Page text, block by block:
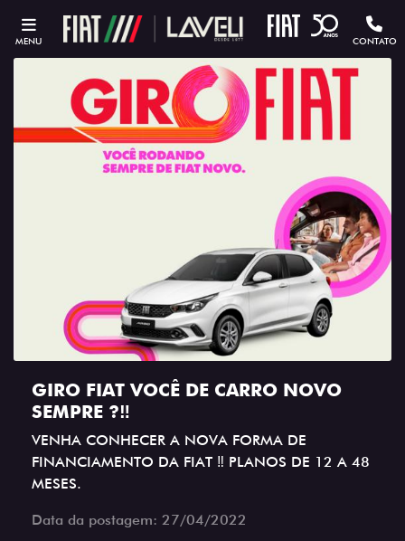
MENU CONTATO
GIRO FIAT VOCÊ DE CARRO NOVO
SEMPRE ?‼️
VENHA CONHECER A NOVA FORMA DE
FINANCIAMENTO DA FIAT ‼️ PLANOS DE 12 A 48
MESES.
Data da postagem: 27/04/2022